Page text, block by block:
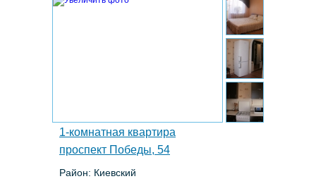
1-комнатная квартира
проспект Победы, 54
Район: Киевский